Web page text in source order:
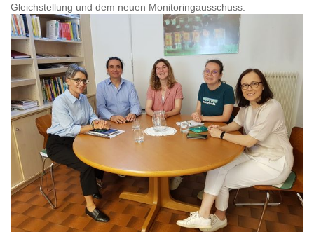
Gleichstellung und dem neuen Monitoringausschuss.